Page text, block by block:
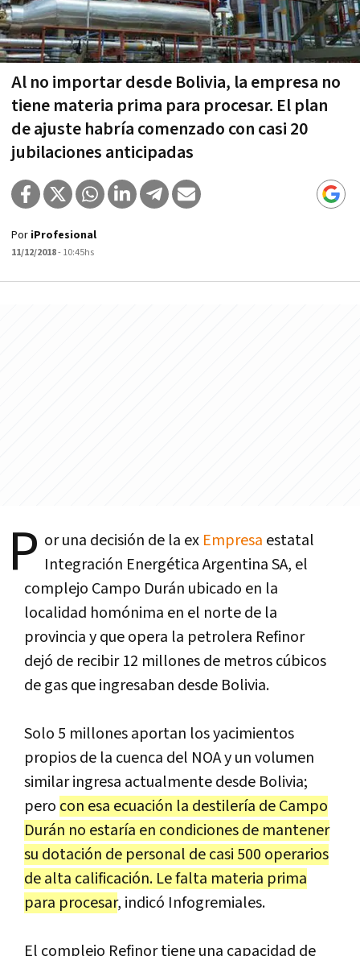
Al no importar desde Bolivia, la empresa no
tiene materia prima para procesar. El plan
de ajuste habría comenzado con casi 20
jubilaciones anticipadas
Por iProfesional
11/12/2018- 10:45hs
P or una decisión de la ex Empresa estatal
Integración Energética Argentina SA, el
complejo Campo Durán ubicado en la
localidad homónima en el norte de la
provincia y que opera la petrolera Refinor
dejó de recibir 12 millones de metros cúbicos
de gas que ingresaban desde Bolivia.
Solo 5 millones aportan los yacimientos
propios de la cuenca del NOA y un volumen
similar ingresa actualmente desde Bolivia;
pero con esa ecuación la destilería de Campo
Durán no estaría en condiciones de mantener
su dotación de personal de casi 500 operarios
de alta calificación. Le falta materia prima
para procesar, indicó Infogremiales.
El complejo Refinor tiene una capacidad de